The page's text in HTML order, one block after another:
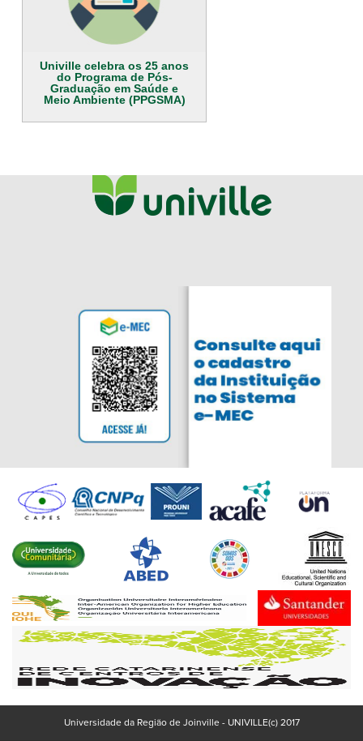
Univille celebra os 25 anos
do Programa de Pós-
Graduação em Saúde e
Meio Ambiente (PPGSMA)
Universidade da Região de Joinville - UNIVILLE(c) 2017